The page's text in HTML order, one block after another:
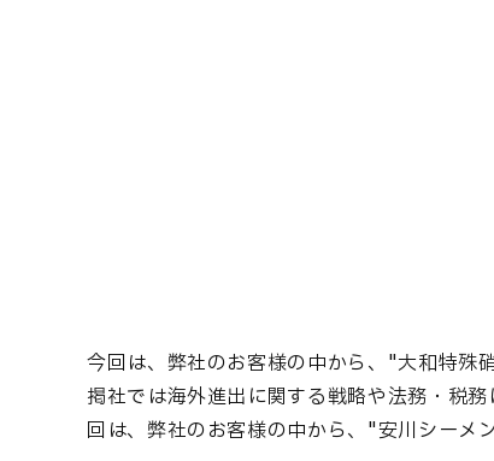
今回は、弊社のお客様の中から、"大和特殊
掲社では海外進出に関する戦略や法務・税
回は、弊社のお客様の中から、"安川シーメ